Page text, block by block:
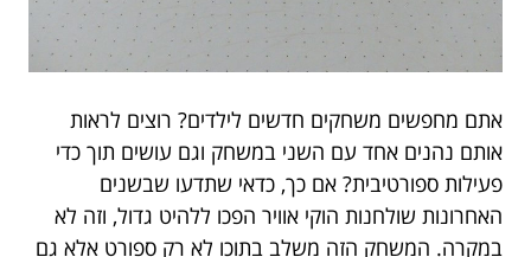
אתם מחפשים משחקים חדשים לילדים? רוצים לראות
אותם נהנים אחד עם השני במשחק וגם עושים תוך כדי
פעילות ספורטיבית? אם כך, כדאי שתדעו שבשנים
האחרונות שולחנות הוקי אוויר הפכו ללהיט גדול, וזה לא
במקרה. המשחק הזה משלב בתוכו לא רק ספורט אלא גם